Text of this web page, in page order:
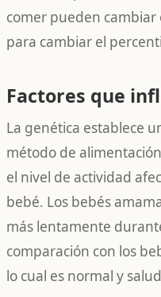
comer pueden
para cambiar el
Factores que
La genética establece
método de
el nivel de actividad
bebé. Los bebés
más lentamente
comparación con los
lo cual es normal y